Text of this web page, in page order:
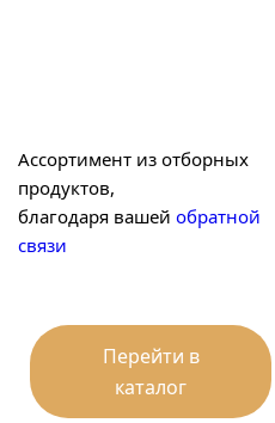
Ассортимент из отборных
продуктов,
благодаря вашей обратной
связи
Перейти в
каталог